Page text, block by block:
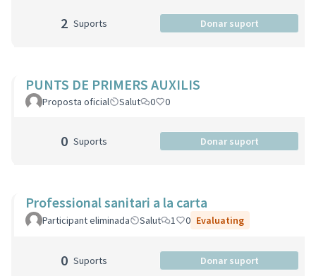
2 Suports Donar suport
PUNTS DE PRIMERS AUXILIS
Proposta oficial Salut 0 0
0 Suports Donar suport
Professional sanitari a la carta
Participant eliminada Salut 1 0 Evaluating
0 Suports Donar suport